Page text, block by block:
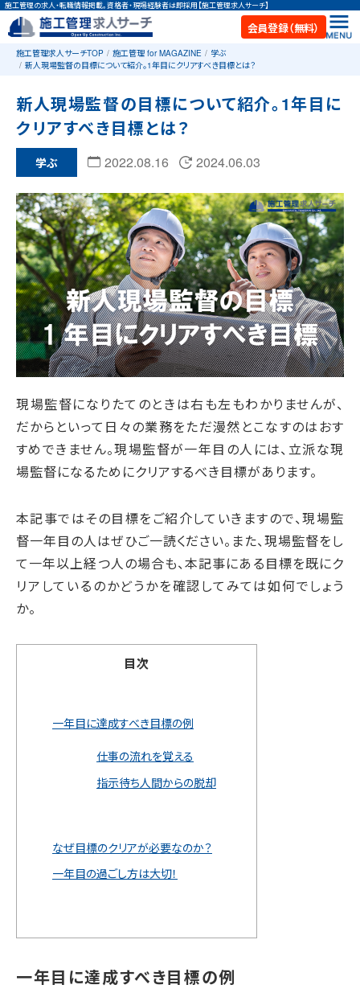
施工管理の求人・転職情報掲載。資格者・現場経験者は即採用【施工管理求人サーチ】
会員登録（無料）
施工管理求人サーチTOP 施工管理 for MAGAZINE
学ぶ
新人現場監督の目標について紹介。1年目にクリアすべき目標とは？
新人現場監督の目標について紹介。1年目に
クリアすべき目標とは？
学ぶ 2022.08.16 2024.06.03
現場監督になりたてのときは右も左もわかりませんが、
だからといって日々の業務をただ漫然とこなすのはおす
すめできません。現場監督が一年目の人には、立派な現
場監督になるためにクリアするべき目標があります。
本記事ではその目標をご紹介していきますので、現場監
督一年目の人はぜひご一読ください。また、現場監督をし
て一年以上経つ人の場合も、本記事にある目標を既にク
リアしているのかどうかを確認してみては如何でしょう
か。
目次
一年目に達成すべき目標の例
仕事の流れを覚える
指示待ち人間からの脱却
なぜ目標のクリアが必要なのか？
一年目の過ごし方は大切！
一年目に達成すべき目標の例